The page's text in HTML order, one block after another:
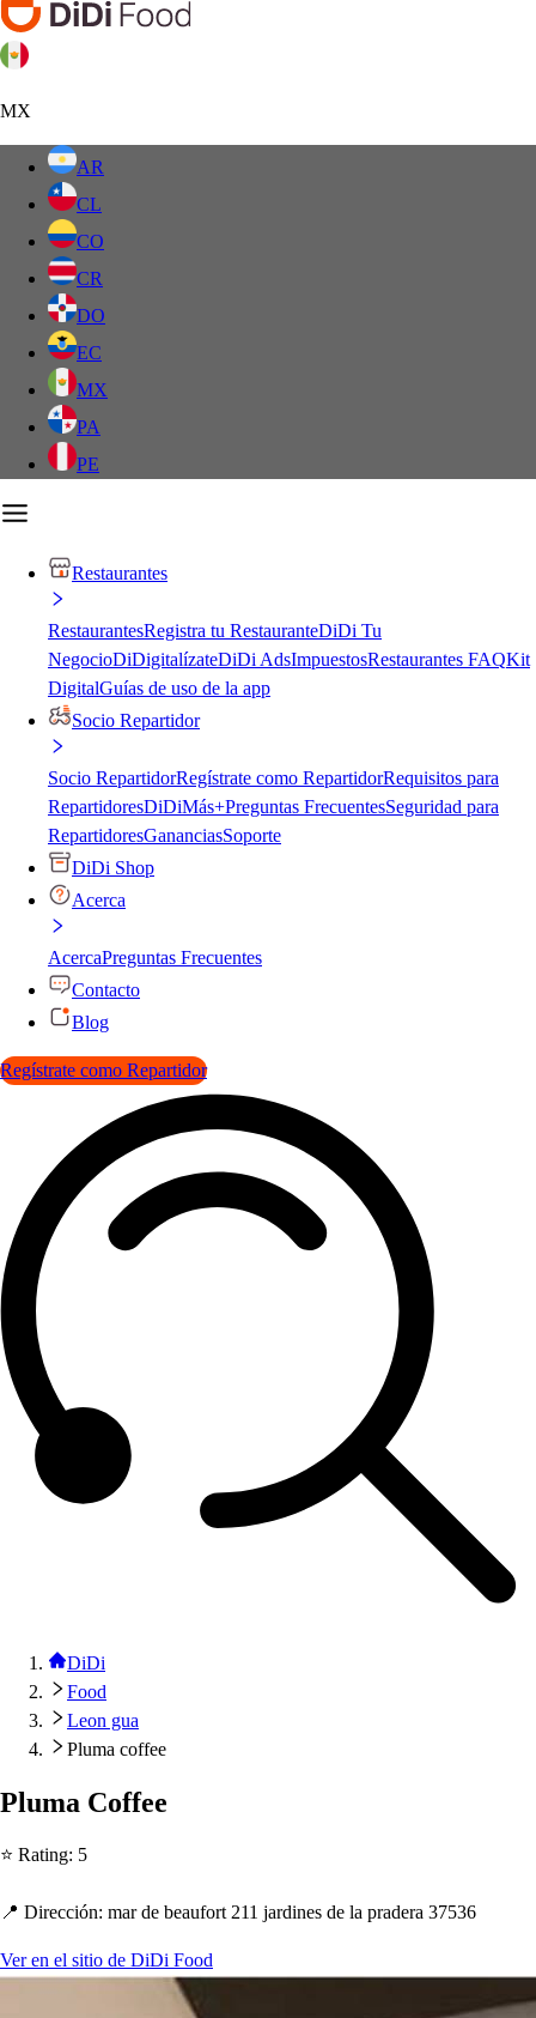
MX
AR
CL
CO
CR
DO
EC
MX
PA
PE
Restaurantes
RestaurantesRegistra tu RestauranteDiDi Tu
NegocioDiDigitalízateDiDi AdsImpuestosRestaurantes FAQKit
DigitalGuías de uso de la app
Socio Repartidor
Socio RepartidorRegístrate como RepartidorRequisitos para
RepartidoresDiDiMás+Preguntas FrecuentesSeguridad para
RepartidoresGananciasSoporte
DiDi Shop
Acerca
AcercaPreguntas Frecuentes
Contacto
Blog
Regístrate como Repartidor
DiDi
Food
Leon gua
Pluma coffee
Pluma Coffee
⭐ Rating: 5
📍 Dirección: mar de beaufort 211 jardines de la pradera 37536
Ver en el sitio de DiDi Food